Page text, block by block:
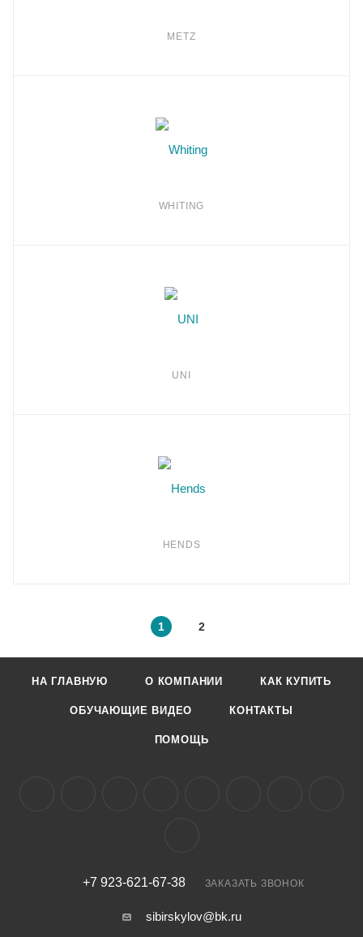
METZ
WHITING
UNI
HENDS
1 2
НА ГЛАВНУЮ О КОМПАНИИ КАК КУПИТЬ
ОБУЧАЮЩИЕ ВИДЕО КОНТАКТЫ
ПОМОЩЬ
+7 923-621-67-38 ЗАКАЗАТЬ ЗВОНОК
sibirskylov@bk.ru